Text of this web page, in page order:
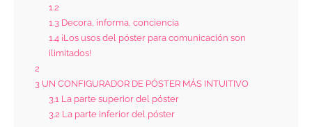
1.2
1.3 Decora, informa, conciencia
1.4 ¡Los usos del póster para comunicación son
ilimitados!
2
3 UN CONFIGURADOR DE PÓSTER MÁS INTUITIVO
3.1 La parte superior del póster
3.2 La parte inferior del póster